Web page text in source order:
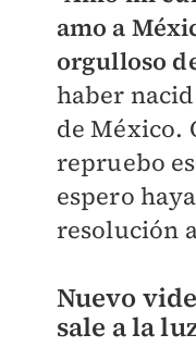
amo a
orgulloso
haber
de México.
repruebo
espero
resolución
Nuevo
sale a la